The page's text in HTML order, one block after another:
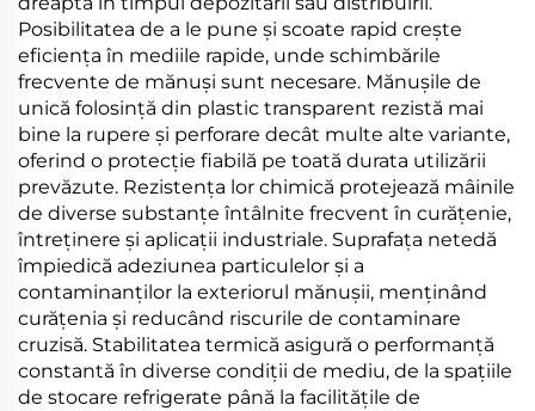
Posibilitatea de a le pune și scoate rapid crește
eficiența în mediile rapide, unde schimbările
frecvente de mănuși sunt necesare. Mănușile de
unică folosință din plastic transparent rezistă mai
bine la rupere și perforare decât multe alte variante,
oferind o protecție fiabilă pe toată durata utilizării
prevăzute. Rezistența lor chimică protejează mâinile
de diverse substanțe întâlnite frecvent în curățenie,
întreținere și aplicații industriale. Suprafața netedă
împiedică adeziunea particulelor și a
contaminanților la exteriorul mănușii, menținând
curățenia și reducând riscurile de contaminare
cruzisă. Stabilitatea termică asigură o performanță
constantă în diverse condiții de mediu, de la spațiile
de stocare refrigerate până la facilitățile de